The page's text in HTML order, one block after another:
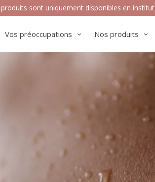
sont uniquement disponibles en institut
Vos préoccupations Nos produits